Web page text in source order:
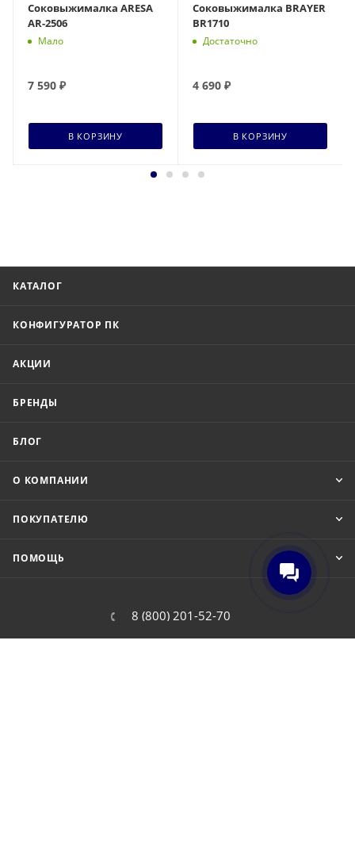
Соковыжималка ARESA
AR-2506
Мало
7 590 ₽
В КОРЗИНУ
Соковыжималка BRAYER
BR1710
Достаточно
4 690 ₽
В КОРЗИНУ
КАТАЛОГ
КОНФИГУРАТОР ПК
АКЦИИ
БРЕНДЫ
БЛОГ
О КОМПАНИИ
ПОКУПАТЕЛЮ
ПОМОЩЬ
8 (800) 201-52-70
order@cit.ru